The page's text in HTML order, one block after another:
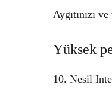
Aygıtınızı
Yüksek
10. Nesil